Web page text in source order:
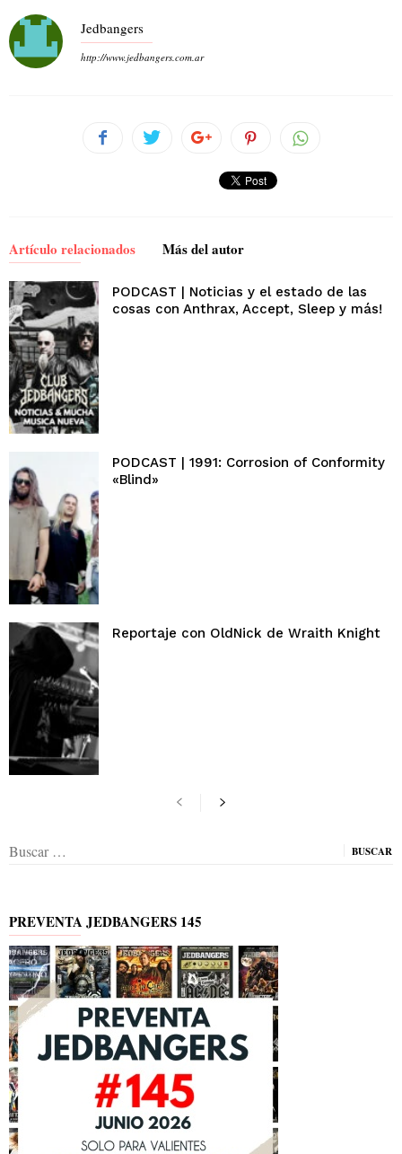
Jedbangers
http://www.jedbangers.com.ar
Artículo relacionados Más del autor
PODCAST | Noticias y el estado de las
cosas con Anthrax, Accept, Sleep y más!
PODCAST | 1991: Corrosion of Conformity
«Blind»
Reportaje con OldNick de Wraith Knight
Buscar:
PREVENTA JEDBANGERS 145